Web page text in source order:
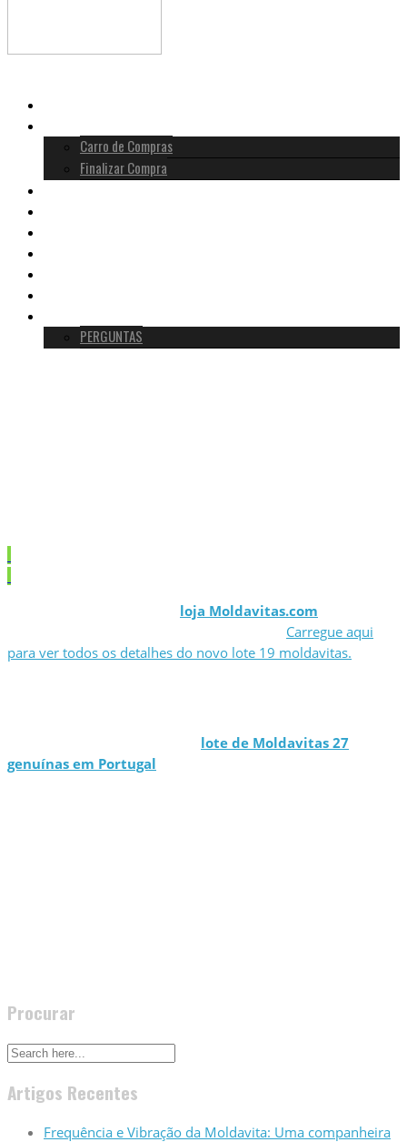
Carro de Compras
Finalizar Compra
PERGUNTAS
loja Moldavitas.com
Carregue aqui
para ver todos os detalhes do novo lote 19 moldavitas.
lote de Moldavitas 27
genuínas em Portugal
Procurar
Artigos Recentes
Frequência e Vibração da Moldavita: Uma companheira